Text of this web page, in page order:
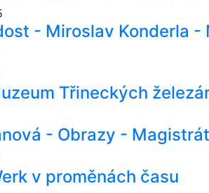
- Miroslav Konderla
Třineckých
- Obrazy -
v proměnách času